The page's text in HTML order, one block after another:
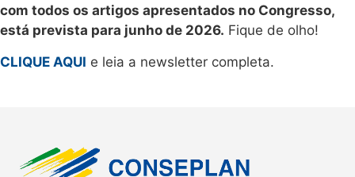
com todos os artigos apresentados no Congresso,
está prevista para junho de 2026. Fique de olho!
CLIQUE AQUI e leia a newsletter completa.